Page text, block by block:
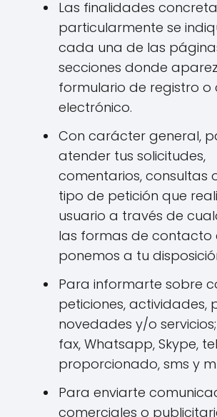
Las finalidades
particularmente se
cada una de las
secciones donde
formulario de registro
electrónico.
Con carácter general,
atender tus solicitudes,
comentarios, consultas
tipo de petición que
usuario a través de
las formas de contacto
ponemos a tu
Para informarte sobre
peticiones, actividades,
novedades y/o
fax, Whatsapp, Skype,
proporcionado, sms y
Para enviarte
comerciales o